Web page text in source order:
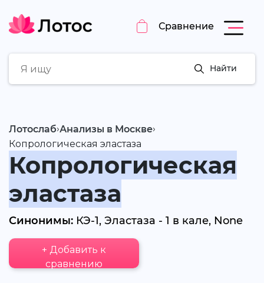
Сравнение
Найти
Лотослаб›Анализы в Москве›
Копрологическая эластаза
Копрологическая
эластаза
Синонимы: КЭ-1, Эластаза - 1 в кале, None
+ Добавить к
сравнению